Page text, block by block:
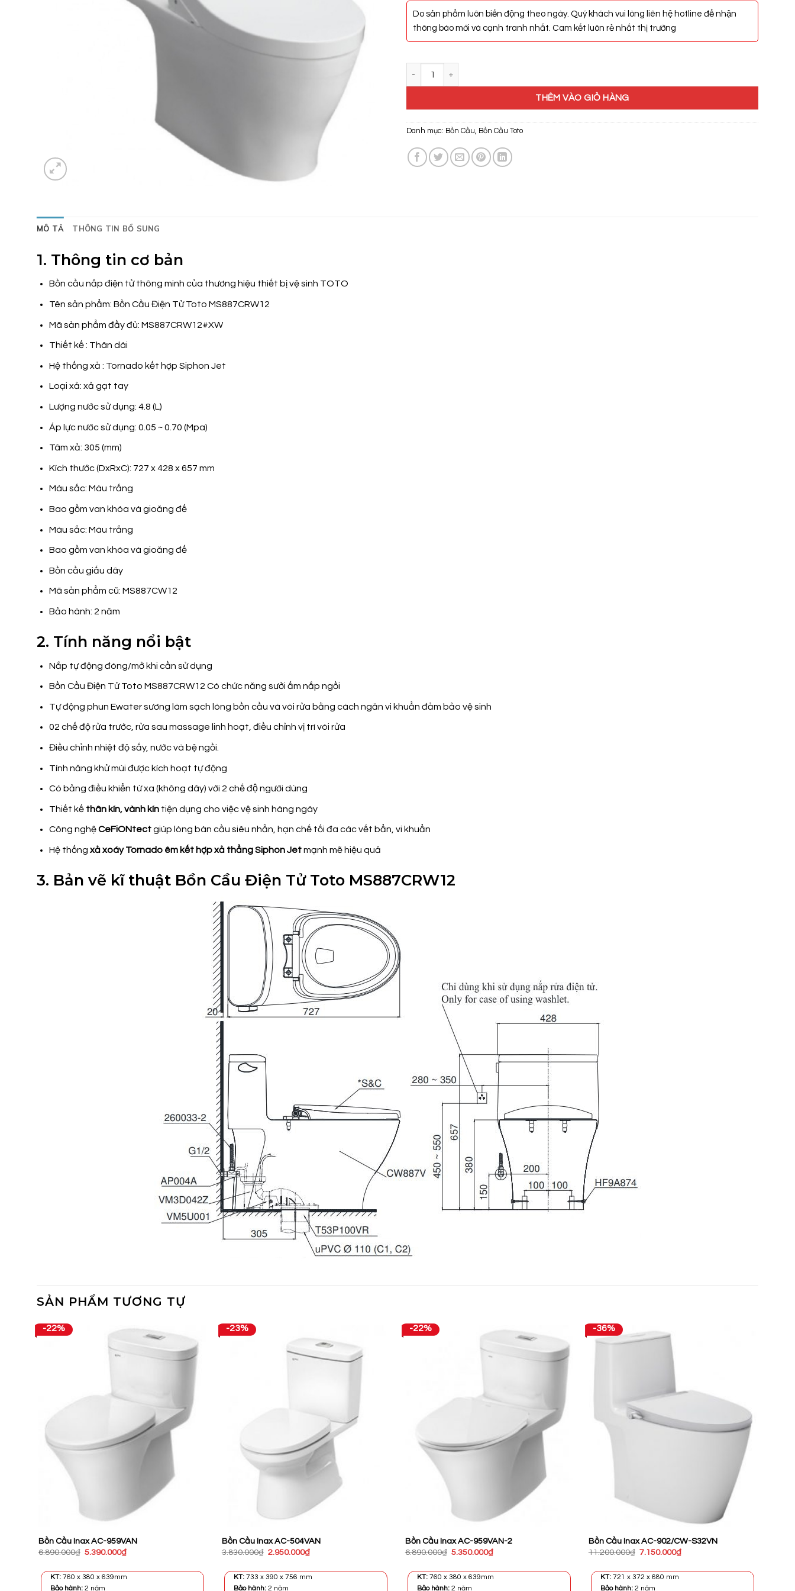
Do sản phẩm luôn biến động theo ngày. Quý khách vui lòng liên hệ hotline để nhận
thông báo mới và cạnh tranh nhất. Cam kết luôn rẻ nhất thị trường
THÊM VÀO GIỎ HÀNG
Danh mục: Bồn Cầu, Bồn Cầu Toto
MÔ TẢ THÔNG TIN BỔ SUNG
1. Thông tin cơ bản
Bồn cầu nắp điện tử thông minh của thương hiệu thiết bị vệ sinh TOTO
Tên sản phẩm: Bồn Cầu Điện Tử Toto MS887CRW12
Mã sản phẩm đầy đủ: MS887CRW12#XW
Thiết kế : Thân dài
Hệ thống xả : Tornado kết hợp Siphon Jet
Loại xả: xả gạt tay
Lượng nước sử dụng: 4.8 (L)
Áp lực nước sử dụng: 0.05 ~ 0.70 (Mpa)
Tâm xả: 305 (mm)
Kích thước (DxRxC): 727 x 428 x 657 mm
Màu sắc: Màu trắng
Bao gồm van khóa và gioăng đế
Màu sắc: Màu trắng
Bao gồm van khóa và gioăng đế
Bồn cầu giấu dây
Mã sản phẩm cũ: MS887CW12
Bảo hành: 2 năm
2. Tính năng nổi bật
Nắp tự động đóng/mở khi cần sử dụng
Bồn Cầu Điện Tử Toto MS887CRW12 Có chức năng sưởi ấm nắp ngồi
Tự động phun Ewater sương làm sạch lòng bồn cầu và vòi rửa bằng cách ngăn vi khuẩn đảm bảo vệ sinh
02 chế độ rửa trước, rửa sau massage linh hoạt, điều chỉnh vị trí vòi rửa
Điều chỉnh nhiệt độ sấy, nước và bệ ngồi.
Tính năng khử mùi được kích hoạt tự động
Có bảng điều khiển từ xa (không dây) với 2 chế độ người dùng
Thiết kế thân kín, vành kíntiện dụng cho việc vệ sinh hàng ngày
Công nghệCeFiONtectgiúp lòng bàn cầu siêu nhẵn, hạn chế tối đa các vết bẩn, vi khuẩn
Hệ thống xả xoáy Tornado êm kết hợp xả thẳng Siphon Jetmạnh mẽ hiệu quả
3. Bản vẽ kĩ thuật Bồn Cầu Điện Tử Toto MS887CRW12
SẢN PHẨM TƯƠNG TỰ
-22%
Bồn Cầu Inax AC-959VAN
6.890.000₫ Giá
6.890.000₫.
5.390.000₫Giá
là:
KT:760 x 380 x 639mm
Bảo hành:2 năm
-23%
Bồn Cầu Inax AC-504VAN
3.830.000₫ Giá
3.830.000₫.
2.950.000₫Giá
là:
KT: 733 x 390 x 756 mm
Bảo hành:2 năm
-22%
Bồn Cầu Inax AC-959VAN-2
6.890.000₫ Giá
6.890.000₫.
5.350.000₫Giá
là:
KT: 760 x 380 x 639mm
Bảo hành:2 năm
-36%
Bồn Cầu Inax AC-902/CW-S32VN
11.200.000₫ Giá
11.200.000₫.
7.150.000₫Giá
KT: 721 x 372 x 680 mm
Bảo hành:2 năm